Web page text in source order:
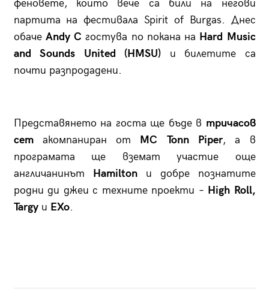
феновете, които вече са били на негови
партита на фестивала Spirit of Burgas. Днес
обаче Andy Cгостува по покана на Hard Music
and Sounds United (HMSU) и билетите са
почти разпродадени.
Представянето на госта ще бъде в тричасов
сетакомпаниран от MC Tonn Piper, а в
програмата ще вземат участие още
англичанинът
Hamiltonи добре познатите
родни ди джеи с техните проекти – High Roll,
Targy и EXo.